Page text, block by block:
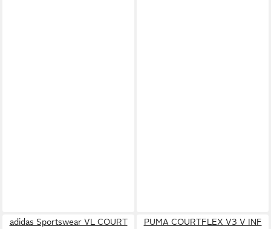
adidas Sportswear VL COURT
PUMA COURTFLEX V3 V INF